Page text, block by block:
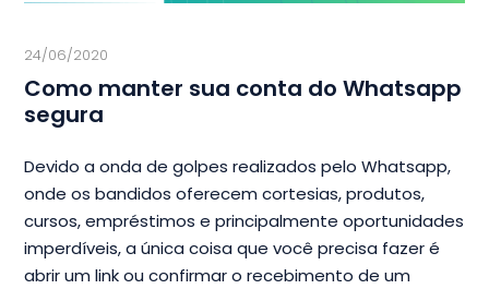
24/06/2020
Como manter sua conta do Whatsapp
segura
Devido a onda de golpes realizados pelo Whatsapp,
onde os bandidos oferecem cortesias, produtos,
cursos, empréstimos e principalmente oportunidades
imperdíveis, a única coisa que você precisa fazer é
abrir um link ou confirmar o recebimento de um